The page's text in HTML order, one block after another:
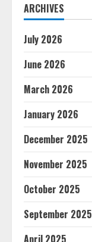
ARCHIVES
July 2026
June 2026
March 2026
January 2026
December 2025
November 2025
October 2025
September 2025